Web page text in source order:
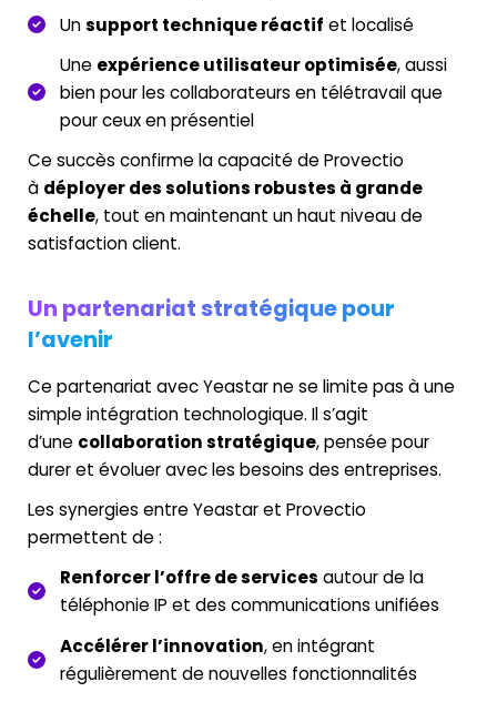
Un support technique réactif et localisé
Une expérience utilisateur optimisée, aussi
bien pour les collaborateurs en télétravail que
pour ceux en présentiel
Ce succès confirme la capacité de Provectio
à déployer des solutions robustes à grande
échelle, tout en maintenant un haut niveau de
satisfaction client.
Un partenariat stratégique pour
l’avenir
Ce partenariat avec Yeastar ne se limite pas à une
simple intégration technologique. Il s’agit
d’une collaboration stratégique, pensée pour
durer et évoluer avec les besoins des entreprises.
Les synergies entre Yeastar et Provectio
permettent de :
Renforcer l’offre de services autour de la
téléphonie IP et des communications unifiées
Accélérer l’innovation, en intégrant
régulièrement de nouvelles fonctionnalités